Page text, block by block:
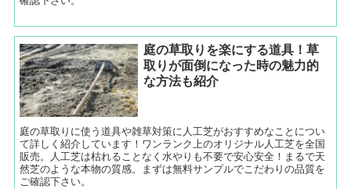
庭の草取りを楽にする道具！草
取りが面倒になった時の魅力的
な方法も紹介
庭の草取りに使う道具や雑草対策に人工芝がおすすめなことについ
て詳しく紹介しています！ワンランク上のオリジナル人工芝を全国
販売。人工芝は枯れることなく水やりも不要で安心安全！まるで天
然芝のような本物の質感。まずは無料サンプルでこだわりの品質を
ご確認下さい。